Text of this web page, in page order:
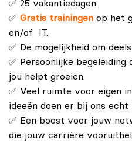
✅ 25 vakantiedagen.
✅ Gratis trainingen op het
en/of IT.
✅ De mogelijkheid om
✅ Persoonlijke
jou helpt groeien.
✅ Veel ruimte voor eigen
ideeën doen er bij ons echt
✅ Een boost voor jouw
die jouw carrière